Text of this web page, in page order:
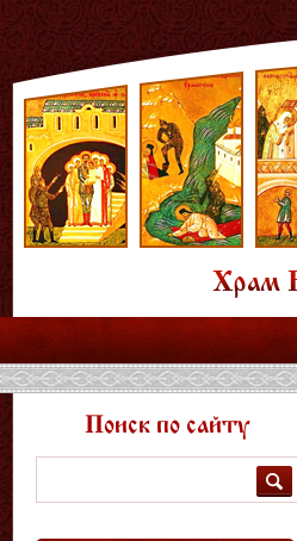
Поиск по сайту